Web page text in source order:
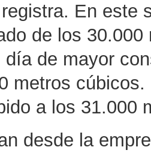
En este
de los
día de mayor
metros
a los 31.000
desde la